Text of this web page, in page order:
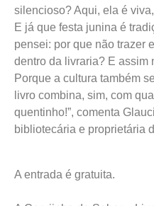
silencioso? Aqui, ela é
E já que festa junina é
pensei: por que não trazer
dentro da livraria? E assim
Porque a cultura também
livro combina, sim, com
quentinho!”, comenta
bibliotecária e proprietária
A entrada é gratuita.